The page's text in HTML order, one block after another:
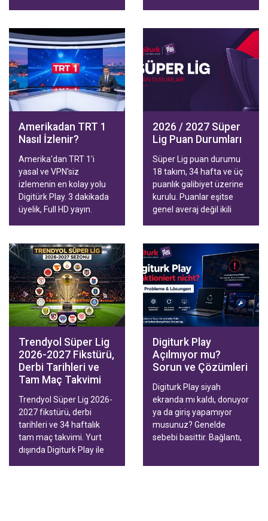
maçları Smart TV,
telefon, tablet ve
bilgisayardan HD kalitede
izlenir. Aile ve Spor
paketleriyle hızlı
aktivasyon.
Amerikadan TRT 1
Nasıl İzlenir?
Amerika'dan TRT 1'i
yasal ve VPN'siz
izlemenin en kolay yolu
Digitürk Play. 3 dakikada
üyelik, Full HD yayın.
2026 / 2027 Süper
Lig Puan Durumları
Süper Lig puan durumu
18 takım, 34 hafta ve üç
puanlık galibiyet üzerine
kurulu. Puanlar eşitse
genel averaj değil ikili
hatlar, Avrupa ve küme
düşme sınırı, tablonun ne
zaman güvenilir olduğu
ve yurt dışından izleme
yolları var.
Trendyol Süper Lig
2026-2027 Fikstürü,
Derbi Tarihleri ve
Tam Maç Takvimi
Trendyol Süper Lig 2026-
2027 fikstürü, derbi
tarihleri ve 34 haftalık
tam maç takvimi. Yurt
dışında Digiturk Play ile
Digiturk Play
Açılmıyor mu?
Sorun ve Çözümleri
Digiturk Play siyah
ekranda mı kaldı, donuyor
ya da giriş yapamıyor
musunuz? Genelde
sebebi basittir. Bağlantı,